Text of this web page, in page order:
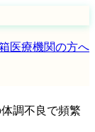
医療機関の方へ
調不良で頻繁